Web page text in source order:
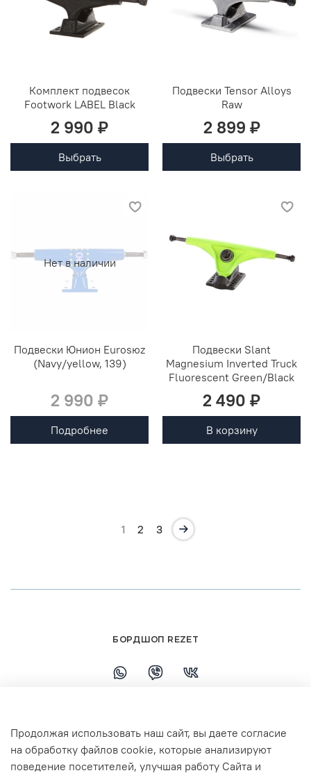
Комплект подвесок
Footwork LABEL Black
2 990 ₽
Выбрать
Подвески Tensor Alloys
Raw
2 899 ₽
Выбрать
Нет в наличии
Подвески Юнион Eurosюz
(Navy/yellow, 139)
2 990 ₽
Подробнее
Подвески Slant
Magnesium Inverted Truck
Fluorescent Green/Black
2 490 ₽
В корзину
1 2 3
г. Ярославль, ул. Республиканская, 7 ТЦ
Флагман 3 этаж
БОРДШОП REZET
Продолжая использовать наш сайт, вы даете согласие
на обработку файлов cookie, которые анализируют
поведение посетителей, улучшая работу Сайта и